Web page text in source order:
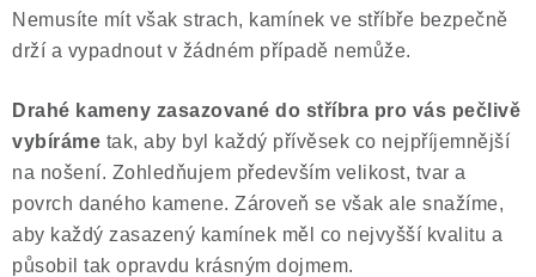
Nemusíte mít však strach, kamínek ve stříbře bezpečně
drží a vypadnout v žádném případě nemůže.
Drahé kameny zasazované do stříbra pro vás pečlivě
vybíráme tak, aby byl každý přívěsek co nejpříjemnější
na nošení. Zohledňujem především velikost, tvar a
povrch daného kamene. Zároveň se však ale snažíme,
aby každý zasazený kamínek měl co nejvyšší kvalitu a
působil tak opravdu krásným dojmem.